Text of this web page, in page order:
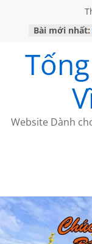
Bài mới nhất:
Website Dành